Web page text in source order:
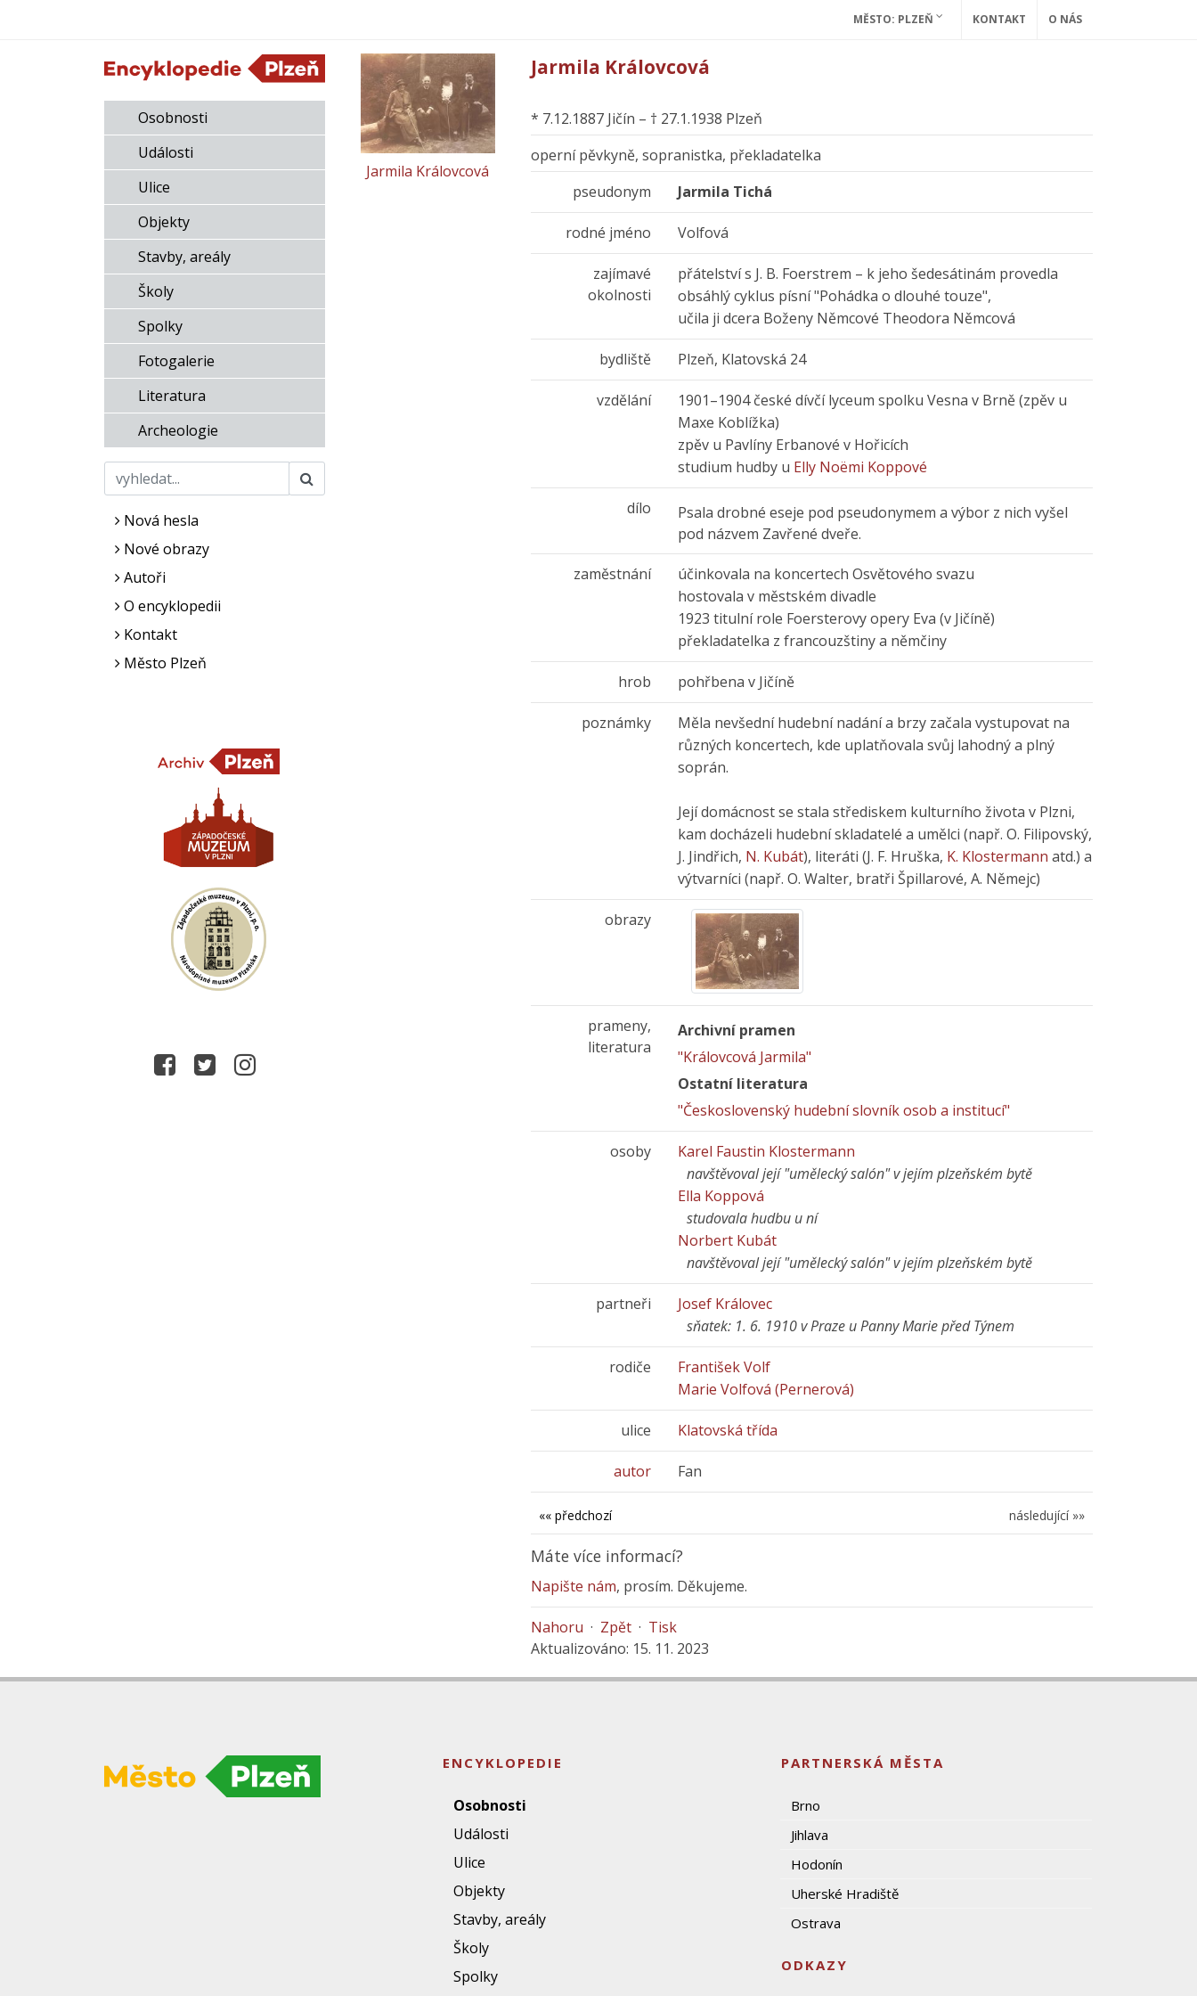
MĚSTO: PLZEŇ KONTAKT O NÁS
Osobnosti
Události
Ulice
Objekty
Stavby, areály
Školy
Spolky
Fotogalerie
Literatura
Archeologie
Nová hesla
Nové obrazy
Autoři
O encyklopedii
Kontakt
Město Plzeň
Jarmila Královcová
Jarmila Královcová
* 7.12.1887 Jičín – † 27.1.1938 Plzeň
operní pěvkyně, sopranistka, překladatelka
pseudonym
Jarmila Tichá
rodné jméno Volfová
zajímavé
okolnosti
přátelství s J. B. Foerstrem – k jeho šedesátinám provedla
obsáhlý cyklus písní "Pohádka o dlouhé touze",
učila ji dcera Boženy Němcové Theodora Němcová
bydliště Plzeň, Klatovská 24
vzdělání
1901–1904 české dívčí lyceum spolku Vesna v Brně (zpěv u
Maxe Koblížka)
zpěv u Pavlíny Erbanové v Hořicích
studium hudby u Elly Noëmi Koppové
dílo
Psala drobné eseje pod pseudonymem a výbor z nich vyšel
pod názvem Zavřené dveře.
zaměstnání
účinkovala na koncertech Osvětového svazu
hostovala v městském divadle
1923 titulní role Foersterovy opery Eva (v Jičíně)
překladatelka z francouzštiny a němčiny
hrob pohřbena v Jičíně
poznámky
Měla nevšední hudební nadání a brzy začala vystupovat na
různých koncertech, kde uplatňovala svůj lahodný a plný
soprán.
Její domácnost se stala střediskem kulturního života v Plzni,
kam docházeli hudební skladatelé a umělci (např. O. Filipovský,
J. Jindřich, N. Kubát), literáti (J. F. Hruška, K. Klostermann atd.) a
výtvarníci (např. O. Walter, bratři Špillarové, A. Němejc)
obrazy
prameny,
literatura
Archivní pramen
"Královcová Jarmila"
Ostatní literatura
"Československý hudební slovník osob a institucí"
osoby
Karel Faustin Klostermann
navštěvoval její "umělecký salón" v jejím plzeňském bytě
Ella Koppová
studovala hudbu u ní
Norbert Kubát
navštěvoval její "umělecký salón" v jejím plzeňském bytě
partneři
Josef Královec
sňatek: 1. 6. 1910 v Praze u Panny Marie před Týnem
rodiče
František Volf
Marie Volfová (Pernerová)
ulice Klatovská třída
autor Fan
následující »»
«« předchozí
Máte více informací?
Napište nám, prosím. Děkujeme.
Nahoru · Zpět · Tisk
Aktualizováno: 15. 11. 2023
ENCYKLOPEDIE
Osobnosti
Události
Ulice
Objekty
Stavby, areály
Školy
Spolky
PARTNERSKÁ MĚSTA
Brno
Jihlava
Hodonín
Uherské Hradiště
Ostrava
ODKAZY